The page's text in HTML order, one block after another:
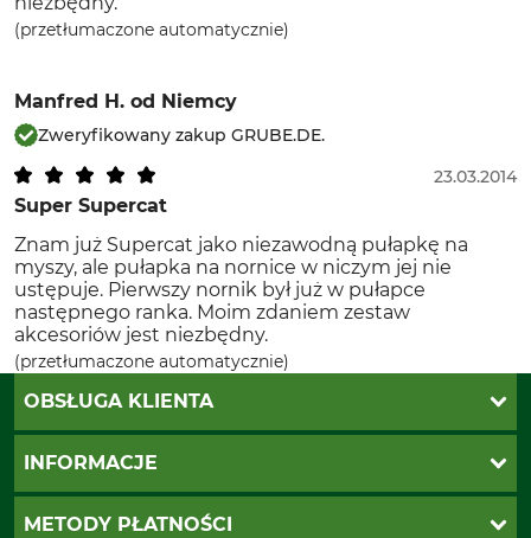
(przetłumaczone automatycznie)
Manfred H. od Niemcy
Zweryfikowany zakup GRUBE.DE.
Super Supercat
23.03.2014
Znam już Supercat jako niezawodną pułapkę na
myszy, ale pułapka na nornice w niczym jej nie
ustępuje. Pierwszy nornik był już w pułapce
następnego ranka. Moim zdaniem zestaw
akcesoriów jest niezbędny.
(przetłumaczone automatycznie)
OBSŁUGA KLIENTA
Katalogi Grube
Ustawienia plików cookie
INFORMACJE
Koszty dostawy
METODY PŁATNOŚCI